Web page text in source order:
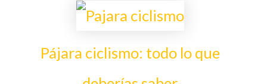
Pájara ciclismo: todo lo que